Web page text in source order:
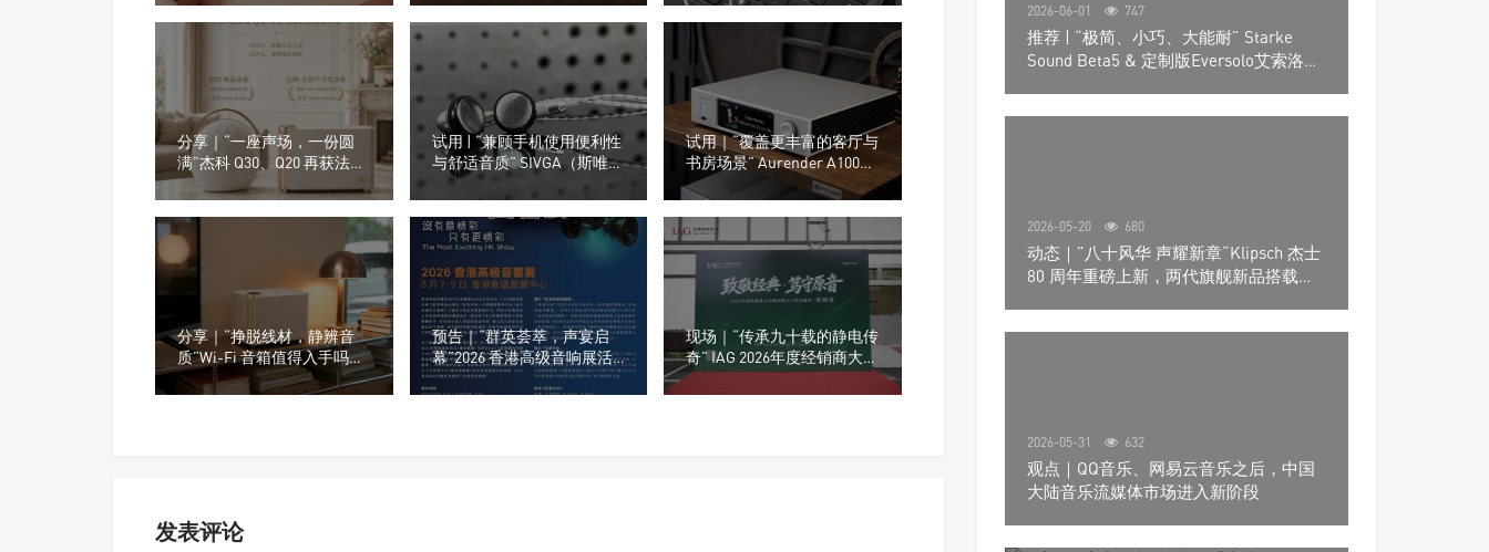
分享｜“一座声场，一份圆
满”杰科 Q30、Q20 再获法国
设计奖
试用 | “兼顾手机使用便利性
与舒适音质” SIVGA（斯唯
嘉）M260平头耳塞
试用｜“覆盖更丰富的客厅与
书房场景” Aurender A1000
数字音乐播放器
分享｜“挣脱线材，静辨音
质”Wi-Fi 音箱值得入手吗？
小白选购干货汇总
预告｜“群英荟萃，声宴启
幕”2026 香港高级音响展活
动及参展商名单
现场｜“传承九十载的静电传
奇” IAG 2026年度经销商大会
暨Quad国都90周年盛典在深
举行
发表评论
2026-06-01 747
推荐 | “极简、小巧、大能耐” Starke
Sound Beta5 & 定制版Eversolo艾索洛
2026-05-20 680
动态｜”八十风华 声耀新章“Klipsch 杰士
80 周年重磅上新，两代旗舰新品搭载硬
2026-05-31 632
观点｜QQ音乐、网易云音乐之后，中国
大陆音乐流媒体市场进入新阶段